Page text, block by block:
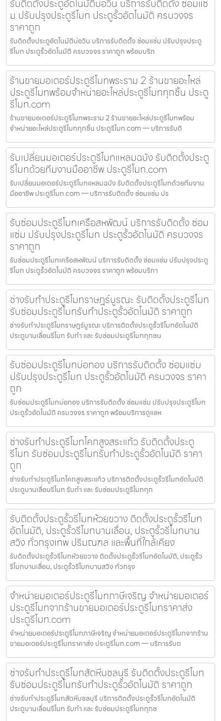
รับติดตั้งประตูอัตโนมัติบ่อวิน บริการรับติดตั้ง ซ่อมแซ่
ม ปรับปรุงประตูรีโมท ประตูรั้วอัตโนมัติ ครบวงจร
ราคาถูก
รับติดตั้งประตูอัตโนมัติบ่อวิน บริการรับติดตั้ง ซ่อมแซ่ม ปรับปรุงประตู
รีโมท ประตูรั้วอัตโนมัติ ครบวงจร ราคาถูก พร้อมบริก
ร้านขายมอเตอร์ประตูรีโมทพระราม 2 ร้านขายอะไหล่
ประตูรีโมทพร้อมจำหน่ายอะไหล่ประตูรีโมททุกชิ้น ประตู
รีโมท.com
ร้านขายมอเตอร์ประตูรีโมทพระราม 2 ร้านขายอะไหล่ประตูรีโมทพร้อม
จำหน่ายอะไหล่ประตูรีโมททุกชิ้น ประตูรีโมท.com — บริการรับติ
รับเปลี่ยนมอเตอร์ประตูรีโมทแหลมฉบัง รับติดตั้งประตู
รีโมทด้วยทีมงานมืออาชีพ ประตูรีโมท.com
รับเปลี่ยนมอเตอร์ประตูรีโมทแหลมฉบัง รับติดตั้งประตูรีโมทด้วยทีมงาน
มืออาชีพ ประตูรีโมท.com — บริการรับติดตั้ง ซ่อมแซ่ม ปร
รับซ่อมประตูรีโมทเครือสหพัฒน์ บริการรับติดตั้ง ซ่อม
แซ่ม ปรับปรุงประตูรีโมท ประตูรั้วอัตโนมัติ ครบวงจร
ราคาถูก
รับซ่อมประตูรีโมทเครือสหพัฒน์ บริการรับติดตั้ง ซ่อมแซ่ม ปรับปรุงประตู
รีโมท ประตูรั้วอัตโนมัติ ครบวงจร ราคาถูก พร้อมบริกา
ช่างรับทำประตูรีโมทราษฎร์บูรณะ รับติดตั้งประตูรีโมท
รับซ่อมประตูรีโมทรับทำประตูรั้วอัตโนมัติ ราคาถูก
ช่างรับทำประตูรีโมทราษฎร์บูรณะ บริการติดตั้งประตูรั้วรีโมทอัตโนมัติ
ประตูบานเลื่อนรีโมท รับทำ และ รับซ่อมประตูรีโมททุกชน
รับซ่อมประตูรีโมทบ่อทอง บริการรับติดตั้ง ซ่อมแซ่ม
ปรับปรุงประตูรีโมท ประตูรั้วอัตโนมัติ ครบวงจร ราคา
ถูก
รับซ่อมประตูรีโมทบ่อทอง บริการรับติดตั้ง ซ่อมแซ่ม ปรับปรุงประตูรีโมท
ประตูรั้วอัตโนมัติ ครบวงจร ราคาถูก พร้อมบริการดูแลห
ช่างรับทำประตูรีโมทโคกสูงสระแก้ว รับติดตั้งประตู
รีโมท รับซ่อมประตูรีโมทรับทำประตูรั้วอัตโนมัติ ราคา
ถูก
ช่างรับทำประตูรีโมทโคกสูงสระแก้ว บริการติดตั้งประตูรั้วรีโมทอัตโนมัติ
ประตูบานเลื่อนรีโมท รับทำ และ รับซ่อมประตูรีโมททุก
รับติดตั้งประตูรั้วรีโมทห้วยขวาง ติดตั้งประตูรั้วรีโมท
อัตโนมัติ, ประตูรั้วรีโมทบานเลื่อน, ประตูรั้วรีโมทบาน
สวิง ทั่วกรุงเทพ ปริมณฑล และพื้นที่ใกล้เคียง
รับติดตั้งประตูรั้วรีโมทห้วยขวาง ติดตั้งประตูรั้วรีโมทอัตโนมัติ, ประตูรั้ว
รีโมทบานเลื่อน, ประตูรั้วรีโมทบานสวิง ทั่วกรุง
จำหน่ายมอเตอร์ประตูรีโมทภาษีเจริญ จำหน่ายมอเตอร์
ประตูรีโมทจากร้านขายมอเตอร์ประตูรีโมทราคาส่ง
ประตูรีโมท.com
จำหน่ายมอเตอร์ประตูรีโมทภาษีเจริญ จำหน่ายมอเตอร์ประตูรีโมทจากร้าน
ขายมอเตอร์ประตูรีโมทราคาส่ง ประตูรีโมท.com — บริการรับต
ช่างรับทำประตูรีโมทสัตหีบชลบุรี รับติดตั้งประตูรีโมท
รับซ่อมประตูรีโมทรับทำประตูรั้วอัตโนมัติ ราคาถูก
ช่างรับทำประตูรีโมทสัตหีบชลบุรี บริการติดตั้งประตูรั้วรีโมทอัตโนมัติ
ประตูบานเลื่อนรีโมท รับทำ และ รับซ่อมประตูรีโมททุกช